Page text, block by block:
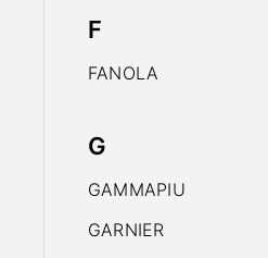
F
FANOLA
G
GAMMAPIU
GARNIER